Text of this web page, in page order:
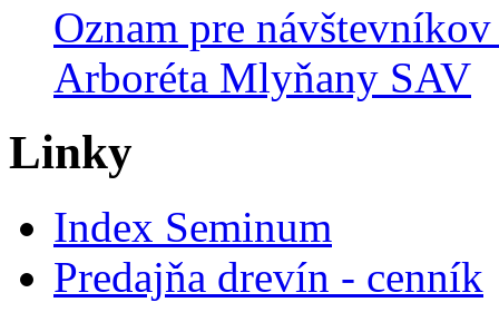
Oznam pre
Arboréta Mlyňany SAV
Linky
Index Seminum
Predajňa drevín - cenník